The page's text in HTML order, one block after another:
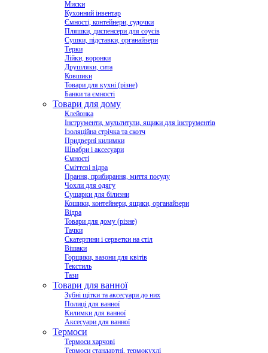
Миски
Кухонний інвентар
Ємності, контейнери, судочки
Пляшки, диспенсери для соусів
Сушки, підставки, органайзери
Терки
Лійки, воронки
Друшляки, сита
Ковшики
Товари для кухні (різне)
Банки та ємності
Товари для дому
Клейонка
Інструменти, мультитули, ящики для інструментів
Ізоляційна стрічка та скотч
Придверні килимки
Швабри і аксесуари
Ємності
Сміттєві відра
Прання, прибирання, миття посуду
Чохли для одягу
Сушарки для білизни
Кошики, контейнери, ящики, органайзери
Відра
Товари для дому (різне)
Тачки
Скатертини і серветки на стіл
Вішаки
Горщики, вазони для квітів
Текстиль
Тази
Товари для ванної
Зубні щітки та аксесуари до них
Полиці для ванної
Килимки для ванної
Аксесуари для ванної
Термоси
Термоси харчові
Термоси стандартні, термокухлі